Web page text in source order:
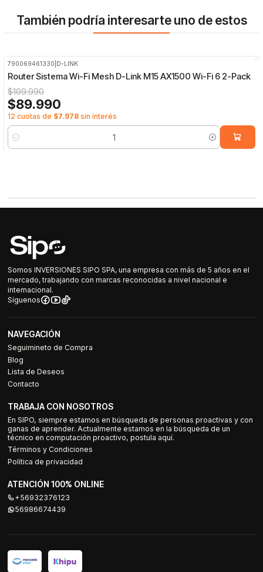
También podría interesarte uno de estos
790069461330 D-LINK
Router Sistema Wi-Fi Mesh D-Link M15 AX1500 Wi-Fi 6 2-Pack
$109.990
$89.990
12 cuotas de $7.978 sin interés
Cantidad
Somos INVERSIONES SIPO SPA, una empresa con más de 5 años en el
mercado, trabajando con marcas reconocidas a nivel nacional e
internacional.
Síguenos
NAVEGACIÓN
Seguimineto de Compra
Blog
Lista de Deseos
Contacto
TRABAJA CON NOSOTROS
En SIPO, siempre estamos en búsqueda de personas proactivas y con
ganas de aprender. Actualmente estamos en la búsqueda de un
técnico en computación proactivo, postula aquí.
Términos y Condiciones
Política de privacidad
ATENCIÓN 100% ONLINE
+56932376123
56986674439